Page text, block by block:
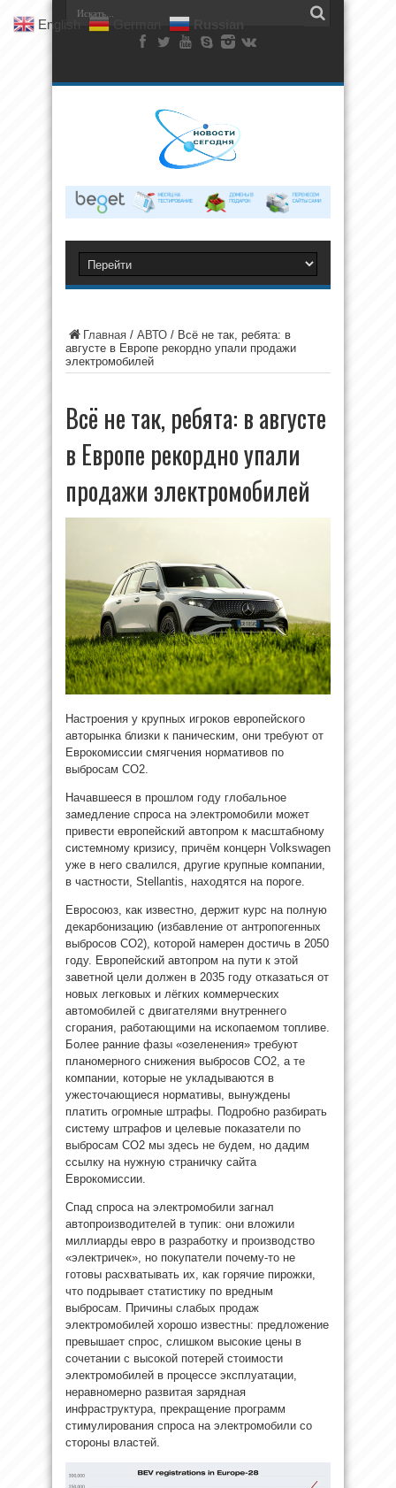
Главная / АВТО / Всё не так, ребята: в
августе в Европе рекордно упали продажи
электромобилей
Всё не так, ребята: в августе
в Европе рекордно упали
продажи электромобилей
Настроения у крупных игроков европейского
авторынка близки к паническим, они требуют от
Еврокомиссии смягчения нормативов по
выбросам CO2.
Начавшееся в прошлом году глобальное
замедление спроса на электромобили может
привести европейский автопром к масштабному
системному кризису, причём концерн Volkswagen
уже в него свалился, другие крупные компании,
в частности, Stellantis, находятся на пороге.
Евросоюз, как известно, держит курс на полную
декарбонизацию (избавление от антропогенных
выбросов CO2), которой намерен достичь в 2050
году. Европейский автопром на пути к этой
заветной цели должен в 2035 году отказаться от
новых легковых и лёгких коммерческих
автомобилей с двигателями внутреннего
сгорания, работающими на ископаемом топливе.
Более ранние фазы «озеленения» требуют
планомерного снижения выбросов CO2, а те
компании, которые не укладываются в
ужесточающиеся нормативы, вынуждены
платить огромные штрафы. Подробно разбирать
систему штрафов и целевые показатели по
выбросам CO2 мы здесь не будем, но дадим
ссылку на нужную страничку сайта
Еврокомиссии.
Спад спроса на электромобили загнал
автопроизводителей в тупик: они вложили
миллиарды евро в разработку и производство
«электричек», но покупатели почему-то не
готовы расхватывать их, как горячие пирожки,
что подрывает статистику по вредным
выбросам. Причины слабых продаж
электромобилей хорошо известны: предложение
превышает спрос, слишком высокие цены в
сочетании с высокой потерей стоимости
электромобилей в процессе эксплуатации,
неравномерно развитая зарядная
инфраструктура, прекращение программ
стимулирования спроса на электромобили со
стороны властей.
English German Russian